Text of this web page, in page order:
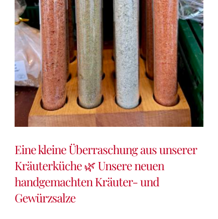
Eine kleine Überraschung aus unserer
Kräuterküche 🌿 Unsere neuen
handgemachten Kräuter- und
Gewürzsalze